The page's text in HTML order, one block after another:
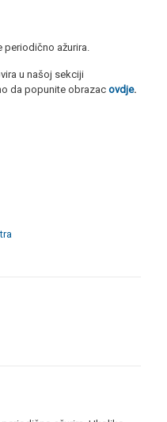
periodično ažurira.
u našoj sekciji
da popunite obrazac ovdje.